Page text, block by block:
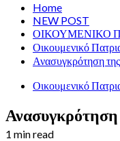
Home
NEW POST
ΟΙΚΟΥΜΕΝΙΚΟ
Οικουμενικό
Ανασυγκρότηση
Οικουμενικό
Ανασυγκρότηση
1 min read